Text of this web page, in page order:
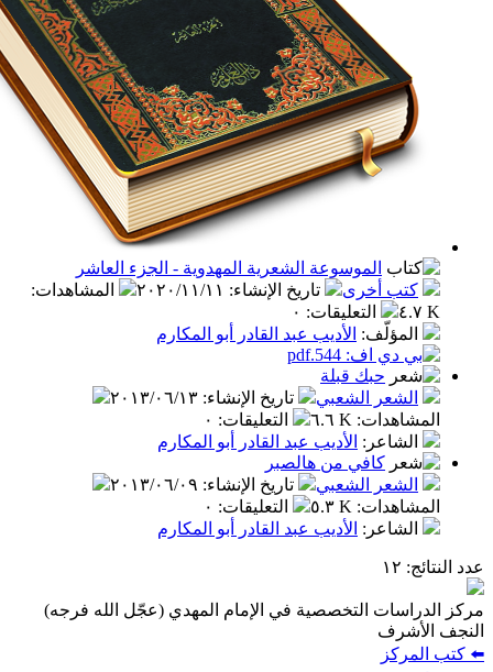
الموسوعة الشعرية المهدوية - الجزء العاشر
أخرى
تاريخ الإنشاء :٢٠٢٠/١١/١١ المشاهدات:
التعليقات:٠
الأديب عبد القادر أبو المكارم
حبك قبلة
الشعبي
تاريخ الإنشاء :٢٠١٣/٠٦/١٣
٦.٦ K التعليقات:٠
الأديب عبد القادر أبو المكارم
كافي من هالصبر
الشعبي
تاريخ الإنشاء :٢٠١٣/٠٦/٠٩
٥.٣ K التعليقات:٠
الأديب عبد القادر أبو المكارم
التخصصية في الإمام المهدي (عجّل الله فرجه)